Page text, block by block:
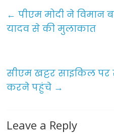
e
b
k
er l e
← पीएम मोदी ने
यादव से की मुलाकात
सीएम खट्टर साइकिल
करने पहुंचे →
Leave a Reply